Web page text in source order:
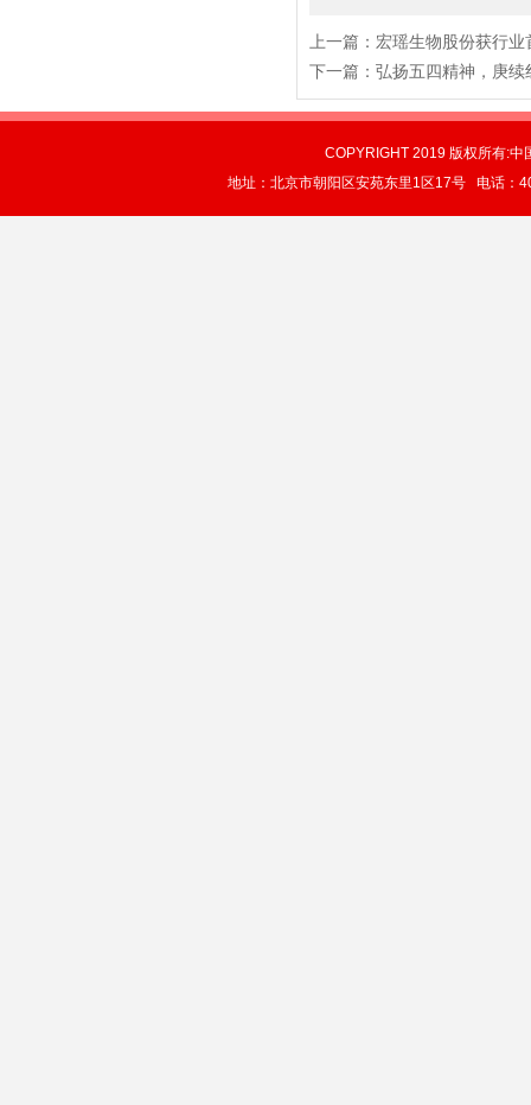
上一篇： 宏瑶生物股份获行
下一篇： 弘扬五四精神，庚续
COPYRIGHT 2019 版权所有:
地址：北京市朝阳区安苑东里1区17号 电话